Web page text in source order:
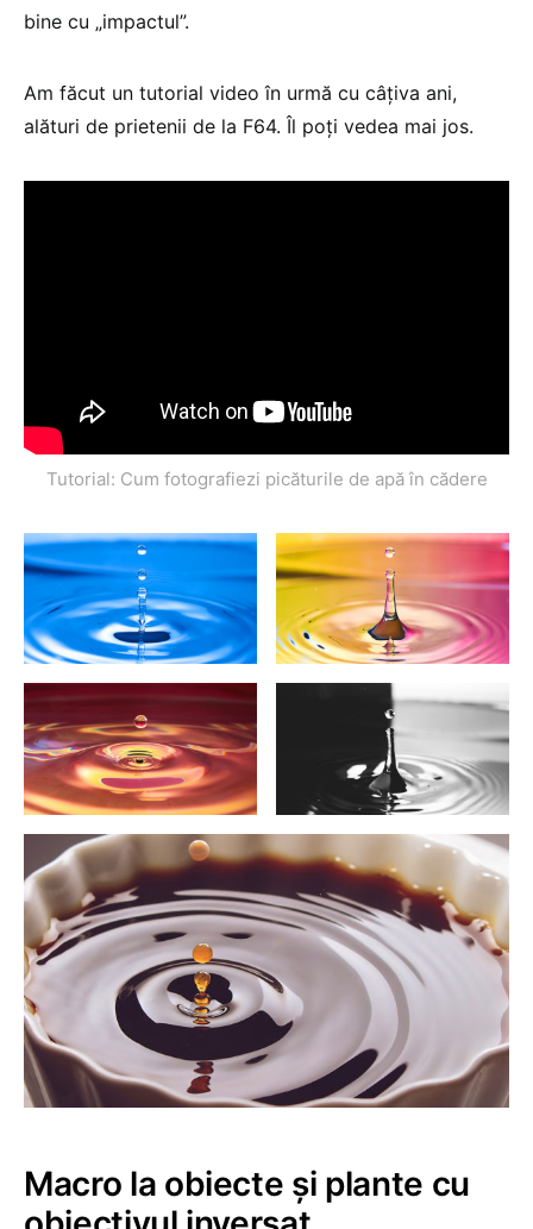
bine cu „impactul”.
Am făcut un tutorial video în urmă cu câțiva ani,
alături de prietenii de la F64. Îl poți vedea mai jos.
Tutorial: Cum fotografiezi picăturile de apă în cădere
Macro la obiecte și plante cu